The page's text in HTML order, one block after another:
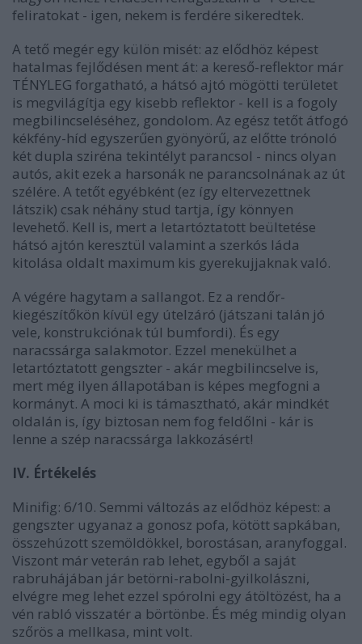
feliratokat - igen, nekem is ferdére sikeredtek.
A tető megér egy külön misét: az elődhöz képest
hatalmas fejlődésen ment át: a kereső-reflektor már
TÉNYLEG forgatható, a hátsó ajtó mögötti területet
is megvilágítja egy kisebb reflektor - kell is a fogoly
megbilincseléséhez, gondolom. Az egész tetőt átfogó
kékfény-híd egyszerűen gyönyörű, az előtte trónoló
két dupla sziréna tekintélyt parancsol - nincs olyan
autós, akit ezek a harsonák ne parancsolnának az út
szélére. A tetőt egyébként (ez így eltervezettnek
látszik) csak néhány stud tartja, így könnyen
levehető. Kell is, mert a letartóztatott beültetése
hátsó ajtón keresztül valamint a szerkós láda
kitolása oldalt maximum kis gyerekujjaknak való.
A végére hagytam a sallangot. Ez a rendőr-
kiegészítőkön kívül egy útelzáró (játszani talán jó
vele, konstrukciónak túl bumfordi). És egy
naracssárga salakmotor. Ezzel menekülhet a
letartóztatott gengszter - akár megbilincselve is,
mert még ilyen állapotában is képes megfogni a
kormányt. A moci ki is támasztható, akár mindkét
oldalán is, így biztosan nem fog feldőlni - kár is
lenne a szép naracssárga lakkozásért!
IV. Értékelés
Minifig: 6/10. Semmi változás az elődhöz képest: a
gengszter ugyanaz a gonosz pofa, kötött sapkában,
összehúzott szemöldökkel, borostásan, aranyfoggal.
Viszont már veterán rab lehet, egyből a saját
rabruhájában jár betörni-rabolni-gyilkolászni,
elvégre meg lehet ezzel spórolni egy átöltözést, ha a
vén rabló visszatér a börtönbe. És még mindig olyan
szőrös a mellkasa, mint volt.